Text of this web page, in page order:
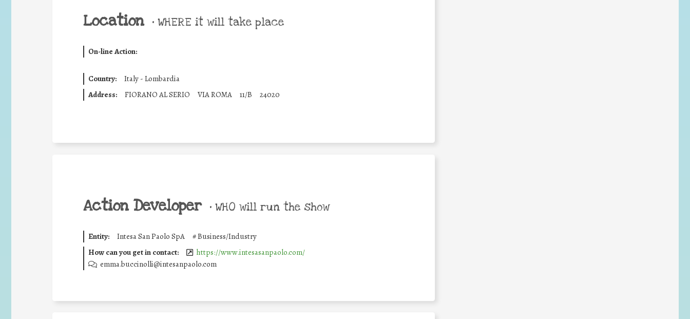
Location • WHERE it will take place
On-line Action:
Country:
Italy - Lombardia
Address:
FIORANO AL SERIO VIA ROMA 11/B 24020
Action Developer • WHO will run the show
Entity: Intesa San Paolo SpA #Business/Industry
How can you get in contact:
https://www.intesasanpaolo.com/
emma.buccinolli@intesanpaolo.com